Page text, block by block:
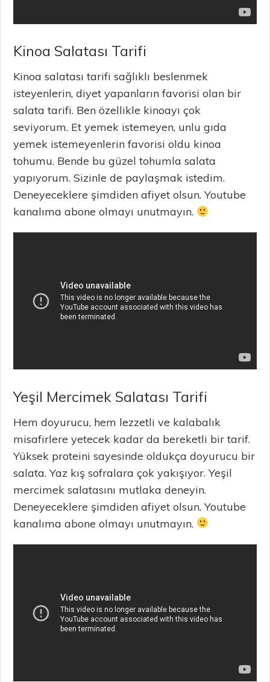
Kinoa Salatası Tarifi
Kinoa salatası tarifi sağlıklı beslenmek
isteyenlerin, diyet yapanların favorisi olan bir
salata tarifi. Ben özellikle kinoayı çok
seviyorum. Et yemek istemeyen, unlu gıda
yemek istemeyenlerin favorisi oldu kinoa
tohumu. Bende bu güzel tohumla salata
yapıyorum. Sizinle de paylaşmak istedim.
Deneyeceklere şimdiden afiyet olsun. Youtube
kanalıma abone olmayı unutmayın.
Yeşil Mercimek Salatası Tarifi
Hem doyurucu, hem lezzetli ve kalabalık
misafirlere yetecek kadar da bereketli bir tarif.
Yüksek proteini sayesinde oldukça doyurucu bir
salata. Yaz kış sofralara çok yakışıyor. Yeşil
mercimek salatasını mutlaka deneyin.
Deneyeceklere şimdiden afiyet olsun. Youtube
kanalıma abone olmayı unutmayın.